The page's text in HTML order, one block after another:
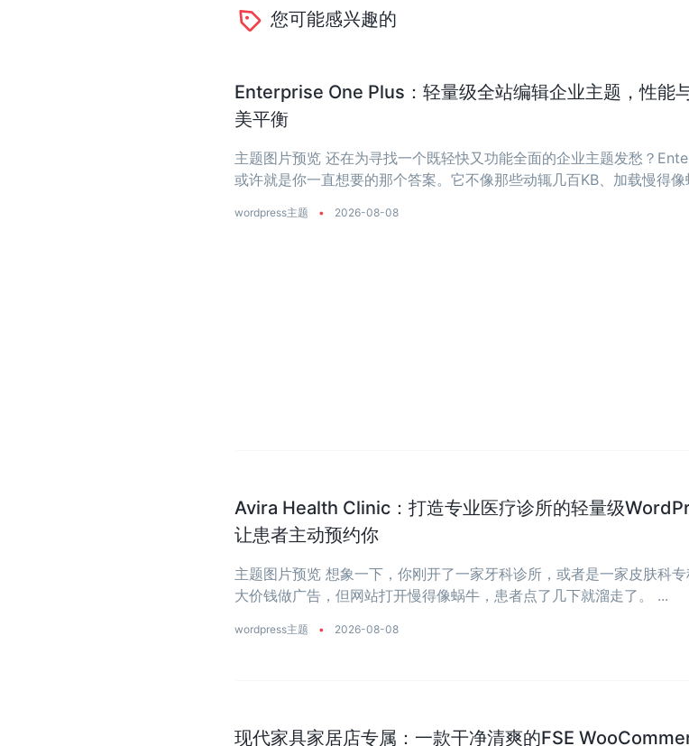
您可能感兴趣的
Enterprise One Plus：轻量级全站编辑企业主题，性能
美平衡
主题图片预览 还在为寻找一个既轻快又功能全面的企业主题发愁？
或许就是你一直想要的那个答案。它不像那些动辄几百KB、加载慢得像
wordpress主题 • 2026-08-08
Avira Health Clinic：打造专业医疗诊所的轻量级
让患者主动预约你
主题图片预览 想象一下，你刚开了一家牙科诊所，或者是一家皮肤科
大价钱做广告，但网站打开慢得像蜗牛，患者点了几下就溜走了。 ...
wordpress主题 • 2026-08-08
现代家具家居店专属：一款干净清爽的FSE